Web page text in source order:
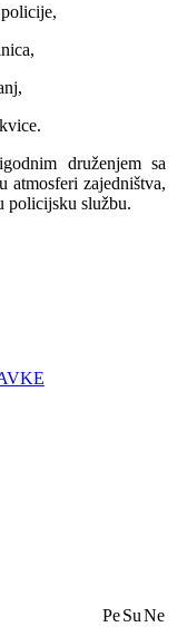
druženjem sa
atmosferi zajedništva,
policijsku službu.
PeSuNe